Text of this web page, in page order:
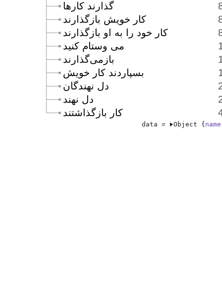
گذارند كارها
كار خويش بازگذارند
كار خود را به او بازگذارند
مى وستام كنيد
بازمى‌گذارند
بسپاردند كار خويش
دل نهندگان
دل نهند
كار بازگذاشتند
data = Object { name